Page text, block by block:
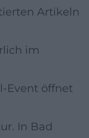
Artikeln
im
Event öffnet
In Bad